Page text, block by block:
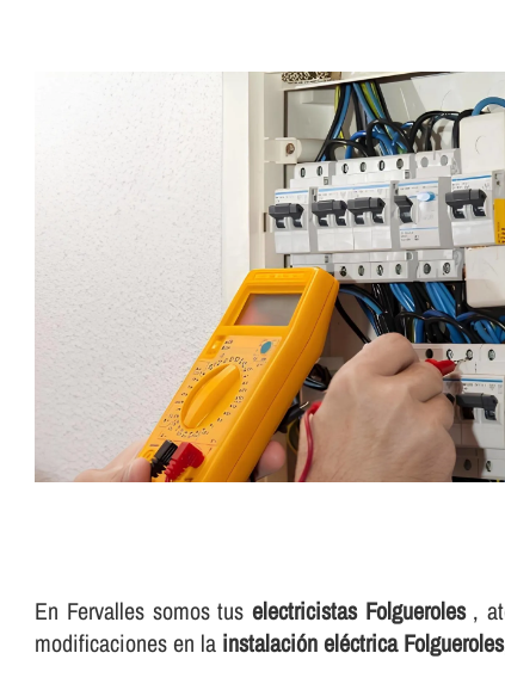
En Fervalles somos tus electricistas Folgueroles,
modificaciones en la instalación eléctrica Folgueroles